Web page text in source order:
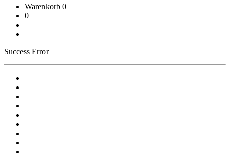
Warenkorb 0
0
Success Error